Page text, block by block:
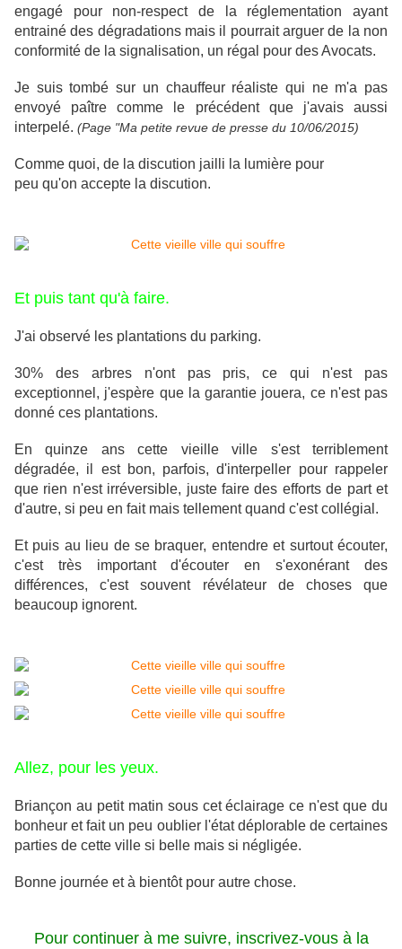
engagé pour non-respect de la réglementation ayant
entrainé des dégradations mais il pourrait arguer de la non
conformité de la signalisation, un régal pour des Avocats.
Je suis tombé sur un chauffeur réaliste qui ne m'a pas
envoyé paître comme le précédent que j'avais aussi
interpelé. (Page "Ma petite revue de presse du 10/06/2015)
Comme quoi, de la discution jailli la lumière pour
peu qu'on accepte la discution.
Et puis tant qu'à faire.
J'ai observé les plantations du parking.
30% des arbres n'ont pas pris, ce qui n'est pas
exceptionnel, j'espère que la garantie jouera, ce n'est pas
donné ces plantations.
En quinze ans cette vieille ville s'est terriblement
dégradée, il est bon, parfois, d'interpeller pour rappeler
que rien n'est irréversible, juste faire des efforts de part et
d'autre, si peu en fait mais tellement quand c'est collégial.
Et puis au lieu de se braquer, entendre et surtout écouter,
c'est très important d'écouter en s'exonérant des
différences, c'est souvent révélateur de choses que
beaucoup ignorent.
Allez, pour les yeux.
Briançon au petit matin sous cet éclairage ce n'est que du
bonheur et fait un peu oublier l'état déplorable de certaines
parties de cette ville si belle mais si négligée.
Bonne journée et à bientôt pour autre chose.
Pour continuer à me suivre, inscrivez-vous à la